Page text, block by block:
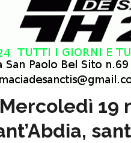
Mercoledì